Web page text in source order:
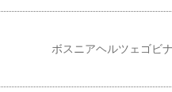
ボスニアヘルツェゴビナ